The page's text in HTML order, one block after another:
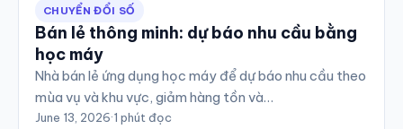
CHUYỂN ĐỔI SỐ
Bán lẻ thông minh: dự báo nhu cầu bằng
học máy
Nhà bán lẻ ứng dụng học máy để dự báo nhu cầu theo
mùa vụ và khu vực, giảm hàng tồn và…
June 13, 2026·1 phút đọc